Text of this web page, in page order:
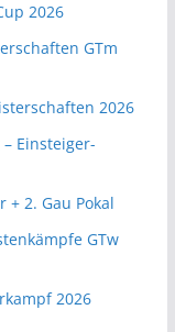
2026
GTm
2026
Einsteiger-
2. Gau Pokal
GTw
2026